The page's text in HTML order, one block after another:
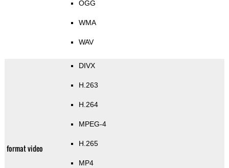
OGG
WMA
WAV
format video
DIVX
H.263
H.264
MPEG-4
H.265
MP4